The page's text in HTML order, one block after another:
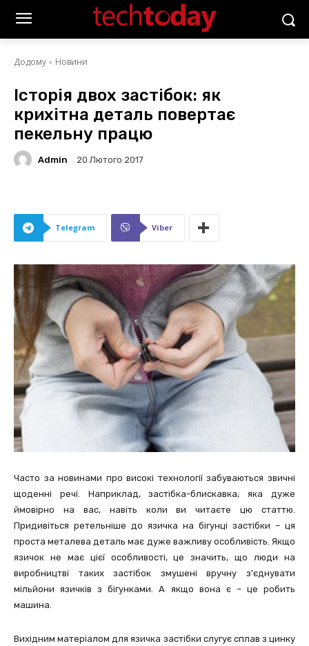
Додому Новини
Історія двох застібок: як
крихітна деталь повертає
пекельну працю
Admin 20 Лютого 2017
Telegram Viber
Часто за новинами про високі технології забуваються звичні
щоденні речі. Наприклад, застібка-блискавка, яка дуже
ймовірно на вас, навіть коли ви читаєте цю статтю.
Придивіться ретельніше до язичка на бігунці застібки – ця
проста металева деталь має дуже важливу особливість. Якщо
язичок не має цієї особливості, це значить, що люди на
виробництві таких застібок змушені вручну з’єднувати
мільйони язичків з бігунками. А якщо вона є – це робить
машина.
Вихідним матеріалом для язичка застібки слугує сплав з цинку